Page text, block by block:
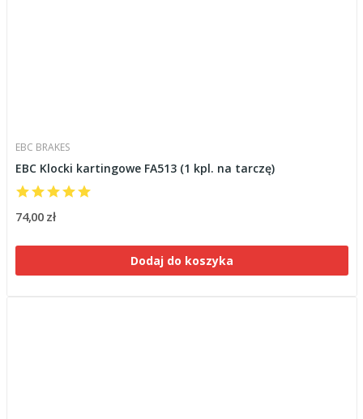
EBC BRAKES
EBC Klocki kartingowe FA513 (1 kpl. na tarczę)
74,00 zł
Dodaj do koszyka